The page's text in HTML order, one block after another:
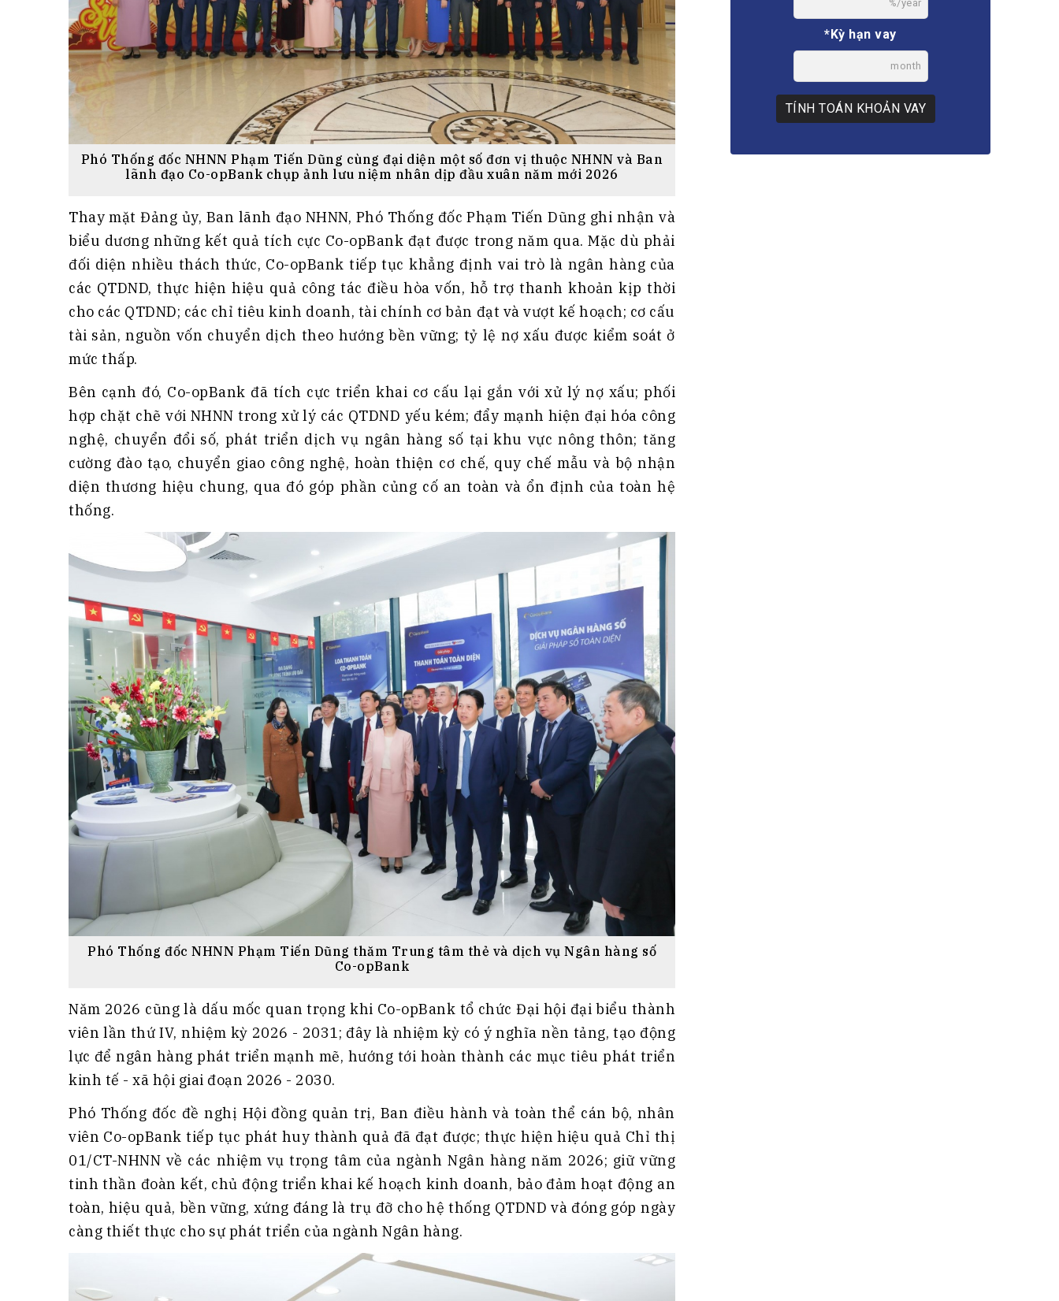
Phó Thống đốc NHNN Phạm Tiến Dũng cùng đại diện một số đơn vị thuộc NHNN và Ban
lãnh đạo Co-opBank chụp ảnh lưu niệm nhân dịp đầu xuân năm mới 2026
Thay mặt Đảng ủy, Ban lãnh đạo NHNN, Phó Thống đốc Phạm Tiến Dũng ghi nhận và
biểu dương những kết quả tích cực Co-opBank đạt được trong năm qua. Mặc dù phải
đối diện nhiều thách thức, Co-opBank tiếp tục khẳng định vai trò là ngân hàng của
các QTDND, thực hiện hiệu quả công tác điều hòa vốn, hỗ trợ thanh khoản kịp thời
cho các QTDND; các chỉ tiêu kinh doanh, tài chính cơ bản đạt và vượt kế hoạch; cơ cấu
tài sản, nguồn vốn chuyển dịch theo hướng bền vững; tỷ lệ nợ xấu được kiểm soát ở
mức thấp.
Bên cạnh đó, Co-opBank đã tích cực triển khai cơ cấu lại gắn với xử lý nợ xấu; phối
hợp chặt chẽ với NHNN trong xử lý các QTDND yếu kém; đẩy mạnh hiện đại hóa công
nghệ, chuyển đổi số, phát triển dịch vụ ngân hàng số tại khu vực nông thôn; tăng
cường đào tạo, chuyển giao công nghệ, hoàn thiện cơ chế, quy chế mẫu và bộ nhận
diện thương hiệu chung, qua đó góp phần củng cố an toàn và ổn định của toàn hệ
thống.
Phó Thống đốc NHNN Phạm Tiến Dũng thăm Trung tâm thẻ và dịch vụ Ngân hàng số
Co-opBank
Năm 2026 cũng là dấu mốc quan trọng khi Co-opBank tổ chức Đại hội đại biểu thành
viên lần thứ IV, nhiệm kỳ 2026 - 2031; đây là nhiệm kỳ có ý nghĩa nền tảng, tạo động
lực để ngân hàng phát triển mạnh mẽ, hướng tới hoàn thành các mục tiêu phát triển
kinh tế - xã hội giai đoạn 2026 - 2030.
Phó Thống đốc đề nghị Hội đồng quản trị, Ban điều hành và toàn thể cán bộ, nhân
viên Co-opBank tiếp tục phát huy thành quả đã đạt được; thực hiện hiệu quả Chỉ thị
01/CT-NHNN về các nhiệm vụ trọng tâm của ngành Ngân hàng năm 2026; giữ vững
tinh thần đoàn kết, chủ động triển khai kế hoạch kinh doanh, bảo đảm hoạt động an
toàn, hiệu quả, bền vững, xứng đáng là trụ đỡ cho hệ thống QTDND và đóng góp ngày
càng thiết thực cho sự phát triển của ngành Ngân hàng.
%/year
*Kỳ hạn vay
month
TÍNH TOÁN KHOẢN VAY